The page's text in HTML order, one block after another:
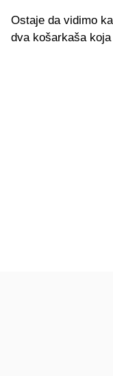
Ostaje da vidimo
dva košarkaša